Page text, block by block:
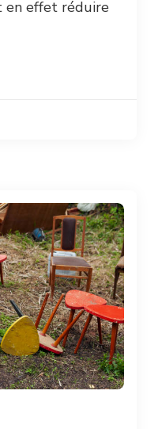
en effet réduire